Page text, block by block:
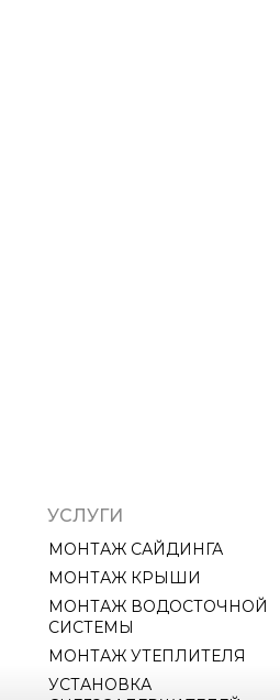
УСЛУГИ
МОНТАЖ САЙДИНГА
МОНТАЖ КРЫШИ
МОНТАЖ ВОДОСТОЧНОЙ
СИСТЕМЫ
МОНТАЖ УТЕПЛИТЕЛЯ
УСТАНОВКА